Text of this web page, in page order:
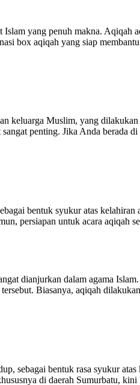
yang penuh makna. Aqiqah
box aqiqah yang siap
keluarga Muslim, yang
penting. Jika Anda berada
bentuk syukur atas
persiapan untuk acara aqiqah
dianjurkan dalam agama
Biasanya, aqiqah
sebagai bentuk rasa syukur
di daerah Sumurbatu,